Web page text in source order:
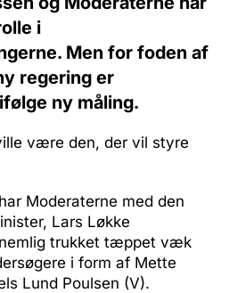
i
Men for foden af
regering er
ny måling.
være den, der vil styre
Moderaterne med den
Lars Løkke
trukket tæppet væk
i form af Mette
Lund Poulsen (V).